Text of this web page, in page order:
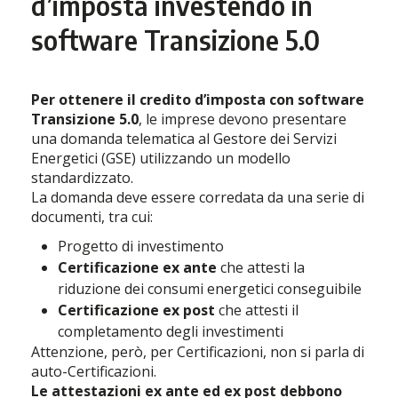
software Transizione 5.0
Per ottenere il credito d’imposta con software
Transizione 5.0, le imprese devono presentare
una domanda telematica al Gestore dei Servizi
Energetici (GSE) utilizzando un modello
standardizzato.
La domanda deve essere corredata da una serie di
documenti, tra cui:
Progetto di investimento
Certificazione ex ante che attesti la
riduzione dei consumi energetici conseguibile
Certificazione ex post che attesti il
completamento degli investimenti
Attenzione, però, per Certificazioni, non si parla di
auto-Certificazioni.
Le attestazioni ex ante ed ex post debbono